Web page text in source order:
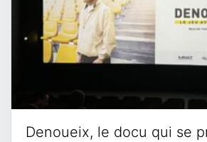
Denoueix, le docu qui se